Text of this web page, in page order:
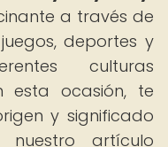
a través de
deportes y
culturas
esta ocasión, te
y significado
artículo